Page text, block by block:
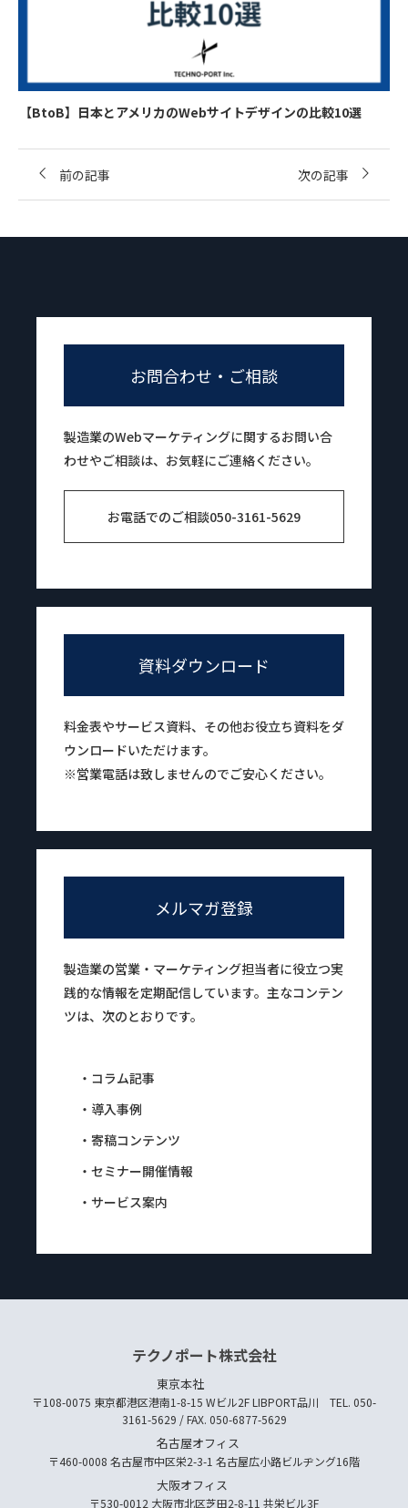
【BtoB】日本とアメリカのWebサイトデザインの比較10選
前の記事 次の記事
お問合わせ・ご相談
製造業のWebマーケティングに関するお問い合
わせやご相談は、お気軽にご連絡ください。
お電話でのご相談050-3161-5629
資料ダウンロード
料金表やサービス資料、その他お役立ち資料をダ
ウンロードいただけます。
※営業電話は致しませんのでご安心ください。
メルマガ登録
製造業の営業・マーケティング担当者に役立つ実
践的な情報を定期配信しています。主なコンテン
ツは、次のとおりです。
・コラム記事
・導入事例
・寄稿コンテンツ
・セミナー開催情報
・サービス案内
テクノポート株式会社
東京本社
〒108-0075 東京都港区港南1-8-15 Wビル2F LIBPORT品川 TEL. 050-
3161-5629 / FAX. 050-6877-5629
名古屋オフィス
〒460-0008 名古屋市中区栄2-3-1 名古屋広小路ビルヂング16階
大阪オフィス
〒530-0012 大阪市北区芝田2-8-11 共栄ビル3F